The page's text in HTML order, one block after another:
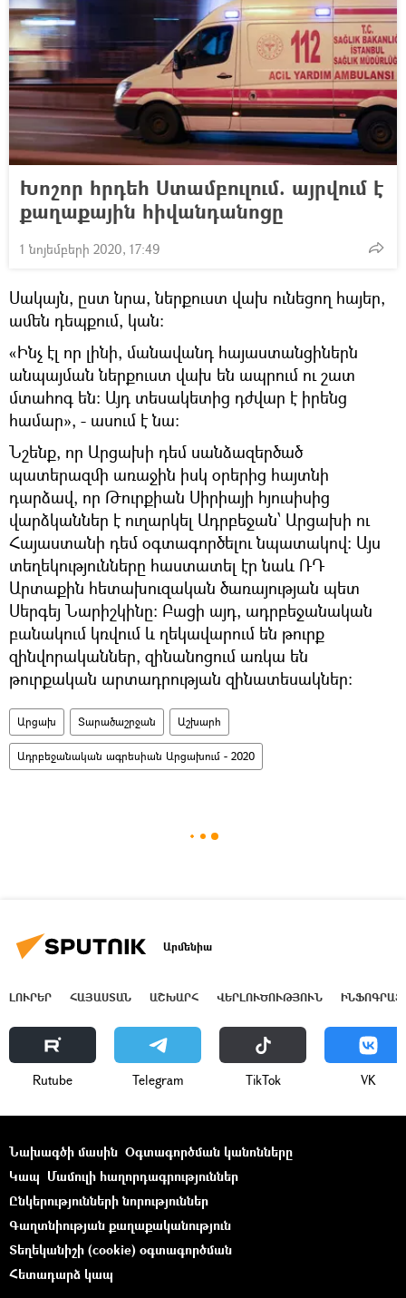
Խոշոր հրդեհ Ստամբուլում. այրվում է
քաղաքային հիվանդանոցը
1 նոյեմբերի 2020, 17:49
Սակայն, ըստ նրա, ներքուստ վախ ունեցող հայեր,
ամեն դեպքում, կան։
«Ինչ էլ որ լինի, մանավանդ հայաստանցիներն
անպայման ներքուստ վախ են ապրում ու շատ
մտահոգ են։ Այդ տեսակետից դժվար է իրենց
համար», - ասում է նա։
Նշենք, որ Արցախի դեմ սանձազերծած
պատերազմի առաջին իսկ օրերից հայտնի
դարձավ, որ Թուրքիան Սիրիայի հյուսիսից
վարձկաններ է ուղարկել Ադրբեջան՝ Արցախի ու
Հայաստանի դեմ օգտագործելու նպատակով։ Այս
տեղեկությունները հաստատել էր նաև ՌԴ
Արտաքին հետախուզական ծառայության պետ
Սերգեյ Նարիշկինը: Բացի այդ, ադրբեջանական
բանակում կռվում և ղեկավարում են թուրք
զինվորականներ, զինանոցում առկա են
թուրքական արտադրության զինատեսակներ։
Արցախ Տարածաշրջան Աշխարհ
Ադրբեջանական ագրեսիան Արցախում - 2020
Արմենիա
ԼՈՒՐԵՐ ՀԱՅԱՍՏԱՆ ԱՇԽԱՐՀ ՎԵՐԼՈՒԾՈՒԹՅՈՒՆ
Rutube Telegram ТikТоk VK
Նախագծի մասին Օգտագործման կանոնները
Կապ Մամուլի հաղորդագրություններ
Ընկերությունների նորություններ
Գաղտնիության քաղաքականություն
Տեղեկանիշի (cookie) օգտագործման
Հետադարձ կապ